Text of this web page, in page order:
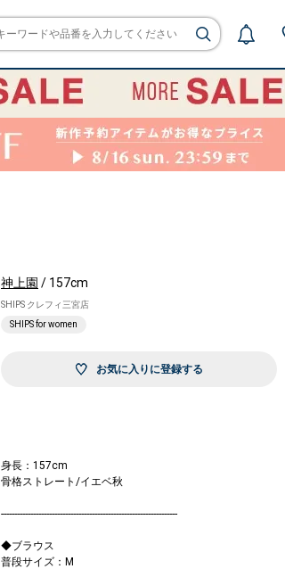
神上園 / 157cm
SHIPS クレフィ三宮店
SHIPS for women
お気に入りに登録する
身長：157cm
骨格ストレート/イエベ秋
------------------------------------------------------------------
◆ブラウス
普段サイズ：M